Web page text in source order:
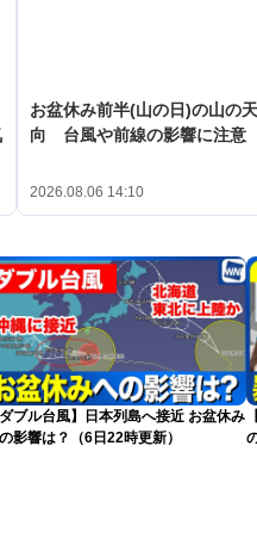
お盆休み前半(山の日)の山の
向 台風や前線の影響に注意
2026.08.06 14:10
ダブル台風】日本列島へ接近 お盆休み
影響は？（6日22時更新）